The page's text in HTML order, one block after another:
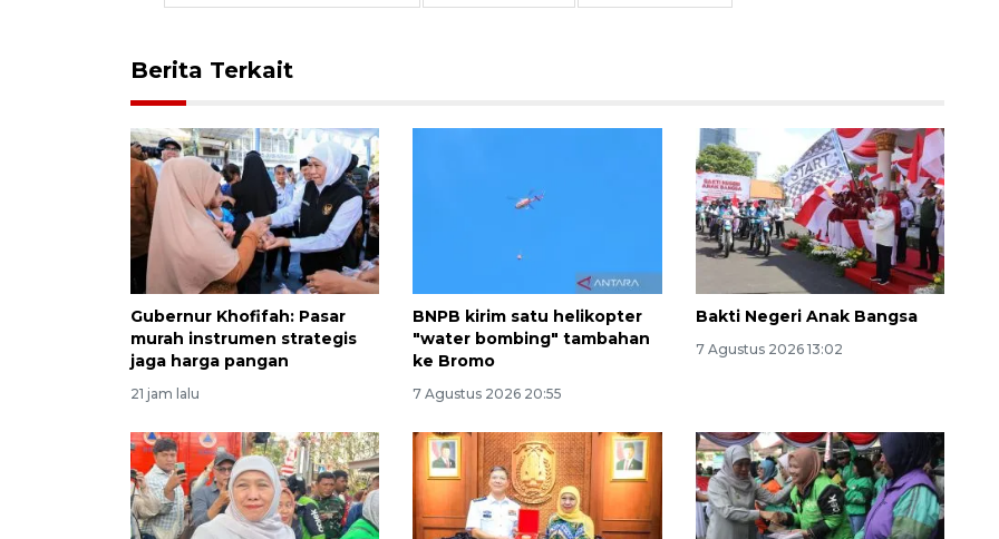
Berita Terkait
Gubernur Khofifah: Pasar
murah instrumen strategis
jaga harga pangan
21 jam lalu
BNPB kirim satu helikopter
"water bombing" tambahan
ke Bromo
7 Agustus 2026 20:55
Bakti Negeri Anak Bangsa
7 Agustus 2026 13:02
2026-08-08 15:00:00